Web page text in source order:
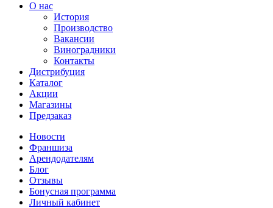
О нас
История
Производство
Вакансии
Виноградники
Контакты
Дистрибуция
Каталог
Акции
Магазины
Предзаказ
Новости
Франшиза
Арендодателям
Блог
Отзывы
Бонусная программа
Личный кабинет